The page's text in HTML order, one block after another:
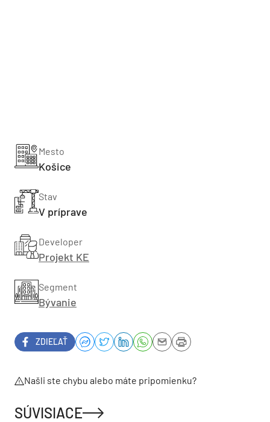
Mesto
Košice
Stav
V príprave
Developer
Projekt KE
Segment
Bývanie
ZDIEĽAŤ
Našli ste chybu alebo máte pripomienku?
SÚVISIACE